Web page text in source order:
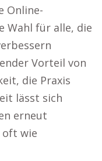
Online-
Wahl für alle, die
Vorteil von
die Praxis
lässt sich
erneut
oft wie